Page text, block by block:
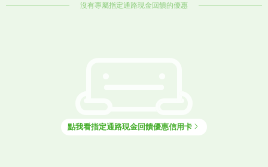
國外特定消費 美食
沒有專屬指定通路現金回饋的優惠
點我看指定通路現金回饋優惠信用卡